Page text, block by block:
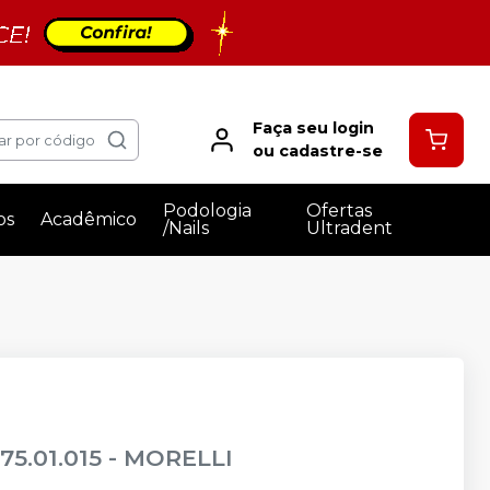
por código
Faça seu login
ou cadastre-se
Acadêmico
Podologia
/Nails
Ofertas
Ultradent
- MORELLI